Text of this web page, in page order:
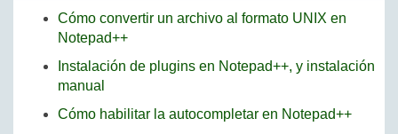
Cómo convertir un archivo al formato UNIX en
Notepad++
Instalación de plugins en Notepad++, y instalación
manual
Cómo habilitar la autocompletar en Notepad++